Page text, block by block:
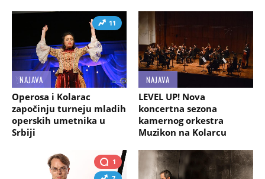
11
NAJAVA
Operosa i Kolarac
započinju turneju mladih
operskih umetnika u
Srbiji
NAJAVA
LEVEL UP! Nova
koncertna sezona
kamernog orkestra
Muzikon na Kolarcu
1